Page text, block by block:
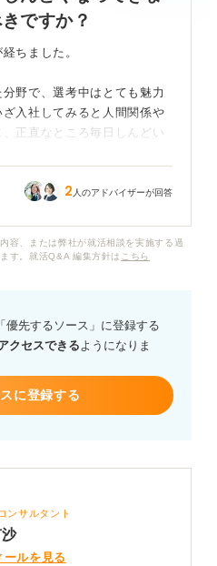
ですか？
ちました。
野で、選考中はとても魅力
入社してみると人間関係や
正直なところ毎日しんどい
に「しんどい」と仕事に対
て再度転職活動を始めるべ
どいと感じたとき、どのよ
また具体的にどう行動する
バイスをお願いいたししま
2 人のアドバイザーが回答
容、または弊社が就活相談を実施する過
す。就活Q&A 編集方針は こちら
優先するソース」に登録する
クセスできるようになりま
に登録する
ンサルタント
ールを見る